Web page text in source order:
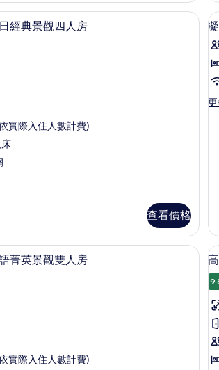
人
床
微
光
華
雙
人
豪華四人房-喚日經典景觀四人房 | 高
經典景觀四人房
實際入住人數計費)
查看價格
凝
更
礙
雙
床
房
的
詳
情
房內保險箱、書桌高級寢具、免費迷你吧、客房內保險箱
菁英景觀雙人房
實際入住人數計費)